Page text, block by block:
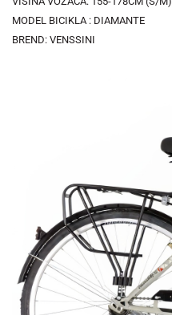
MODEL BICIKLA : DIAMANTE
BREND: VENSSINI